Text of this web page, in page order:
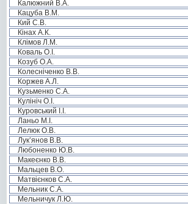
Калюжний В.А.
Кацуба В.М.
Кий С.В.
Кінах А.К.
Клімов Л.М.
Коваль О.І.
Козуб О.А.
Колесніченко В.В.
Коржев А.Л.
Кузьменко С.А.
Кулініч О.І.
Куровський І.І.
Ланьо М.І.
Лелюк О.В.
Лук’янов В.В.
Любоненко Ю.В.
Макеєнко В.В.
Мальцев В.О.
Матвієнков С.А.
Мельник С.А.
Мельничук Л.Ю.